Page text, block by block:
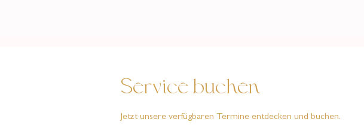
Service buchen
Jetzt unsere verfügbaren Termine entdecken und buchen.